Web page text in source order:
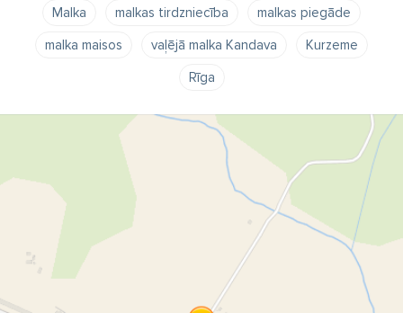
Malka malkas tirdzniecība
malkas piegāde
malka maisos
vaļējā malka Kandava
Kurzeme
Rīga